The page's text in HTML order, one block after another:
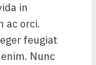
in
ac orci.
feugiat
Nunc